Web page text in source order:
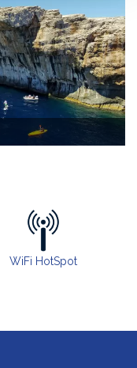
WiFi HotSpot